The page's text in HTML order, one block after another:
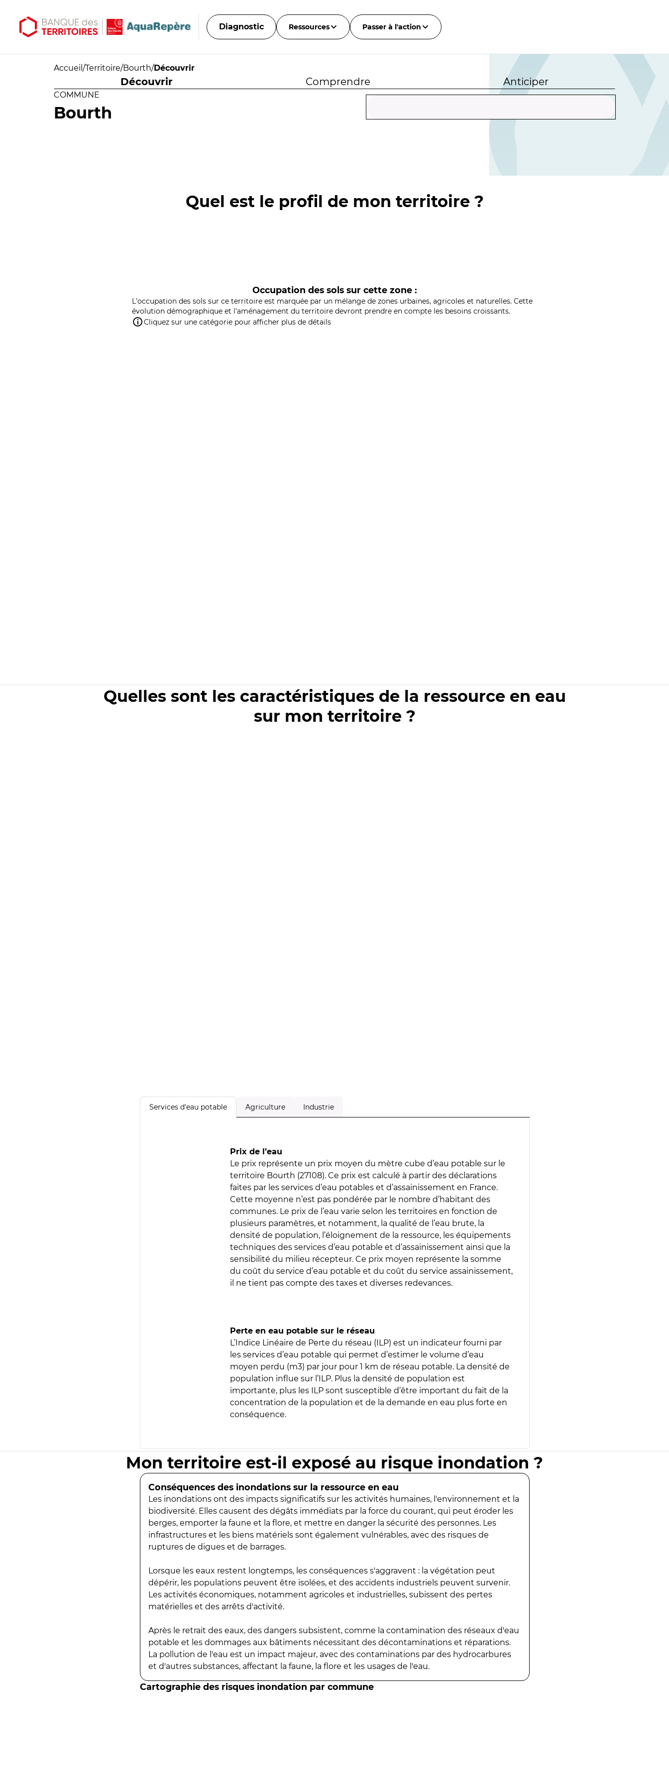
Diagnostic Ressources Passer à l'action
Accueil /Territoire/Bourth/Découvrir
Découvrir Comprendre Anticiper
COMMUNE
Bourth
Quel est le profil de mon territoire ?
Occupation des sols sur cette zone :
L'occupation des sols sur ce territoire est marquée par un mélange de zones urbaines, agricoles et naturelles. Cette
évolution démographique et l'aménagement du territoire devront prendre en compte les besoins croissants.
Cliquez sur une catégorie pour afficher plus de détails
Quelles sont les caractéristiques de la ressource en eau
sur mon territoire ?
Services d'eau potable Agriculture Industrie
Prix de l’eau
Le prix représente un prix moyen du mètre cube d’eau potable sur le
territoire Bourth (27108). Ce prix est calculé à partir des déclarations
faites par les services d’eau potables et d’assainissement en France.
Cette moyenne n’est pas pondérée par le nombre d’habitant des
communes. Le prix de l’eau varie selon les territoires en fonction de
plusieurs paramètres, et notamment, la qualité de l’eau brute, la
densité de population, l’éloignement de la ressource, les équipements
techniques des services d’eau potable et d’assainissement ainsi que la
sensibilité du milieu récepteur. Ce prix moyen représente la somme
du coût du service d’eau potable et du coût du service assainissement,
il ne tient pas compte des taxes et diverses redevances.
Perte en eau potable sur le réseau
L’Indice Linéaire de Perte du réseau (ILP) est un indicateur fourni par
les services d’eau potable qui permet d’estimer le volume d’eau
moyen perdu (m3) par jour pour 1 km de réseau potable. La densité de
population influe sur l’ILP. Plus la densité de population est
importante, plus les ILP sont susceptible d’être important du fait de la
concentration de la population et de la demande en eau plus forte en
conséquence.
Mon territoire est-il exposé au risque inondation ?
Conséquences des inondations sur la ressource en eau
Les inondations ont des impacts significatifs sur les activités humaines, l'environnement et la
biodiversité. Elles causent des dégâts immédiats par la force du courant, qui peut éroder les
berges, emporter la faune et la flore, et mettre en danger la sécurité des personnes. Les
infrastructures et les biens matériels sont également vulnérables, avec des risques de
ruptures de digues et de barrages.
Lorsque les eaux restent longtemps, les conséquences s'aggravent : la végétation peut
dépérir, les populations peuvent être isolées, et des accidents industriels peuvent survenir.
Les activités économiques, notamment agricoles et industrielles, subissent des pertes
matérielles et des arrêts d'activité.
Après le retrait des eaux, des dangers subsistent, comme la contamination des réseaux d'eau
potable et les dommages aux bâtiments nécessitant des décontaminations et réparations.
La pollution de l'eau est un impact majeur, avec des contaminations par des hydrocarbures
et d'autres substances, affectant la faune, la flore et les usages de l'eau.
Cartographie des risques inondation par commune